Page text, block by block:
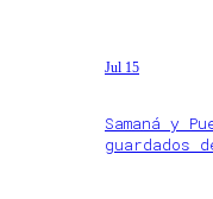
Jul 15
Samaná y
guardados